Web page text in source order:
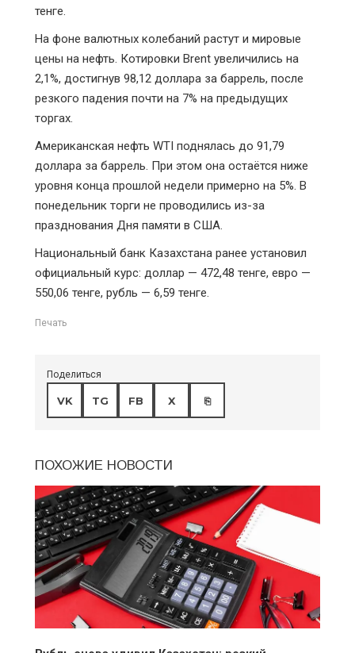
тенге.
На фоне валютных колебаний растут и мировые
цены на нефть. Котировки Brent увеличились на
2,1%, достигнув 98,12 доллара за баррель, после
резкого падения почти на 7% на предыдущих
торгах.
Американская нефть WTI поднялась до 91,79
доллара за баррель. При этом она остаётся ниже
уровня конца прошлой недели примерно на 5%. В
понедельник торги не проводились из-за
празднования Дня памяти в США.
Национальный банк Казахстана ранее установил
официальный курс: доллар — 472,48 тенге, евро —
550,06 тенге, рубль — 6,59 тенге.
Печать
Поделиться
VK TG FB X ⎘
ПОХОЖИЕ НОВОСТИ